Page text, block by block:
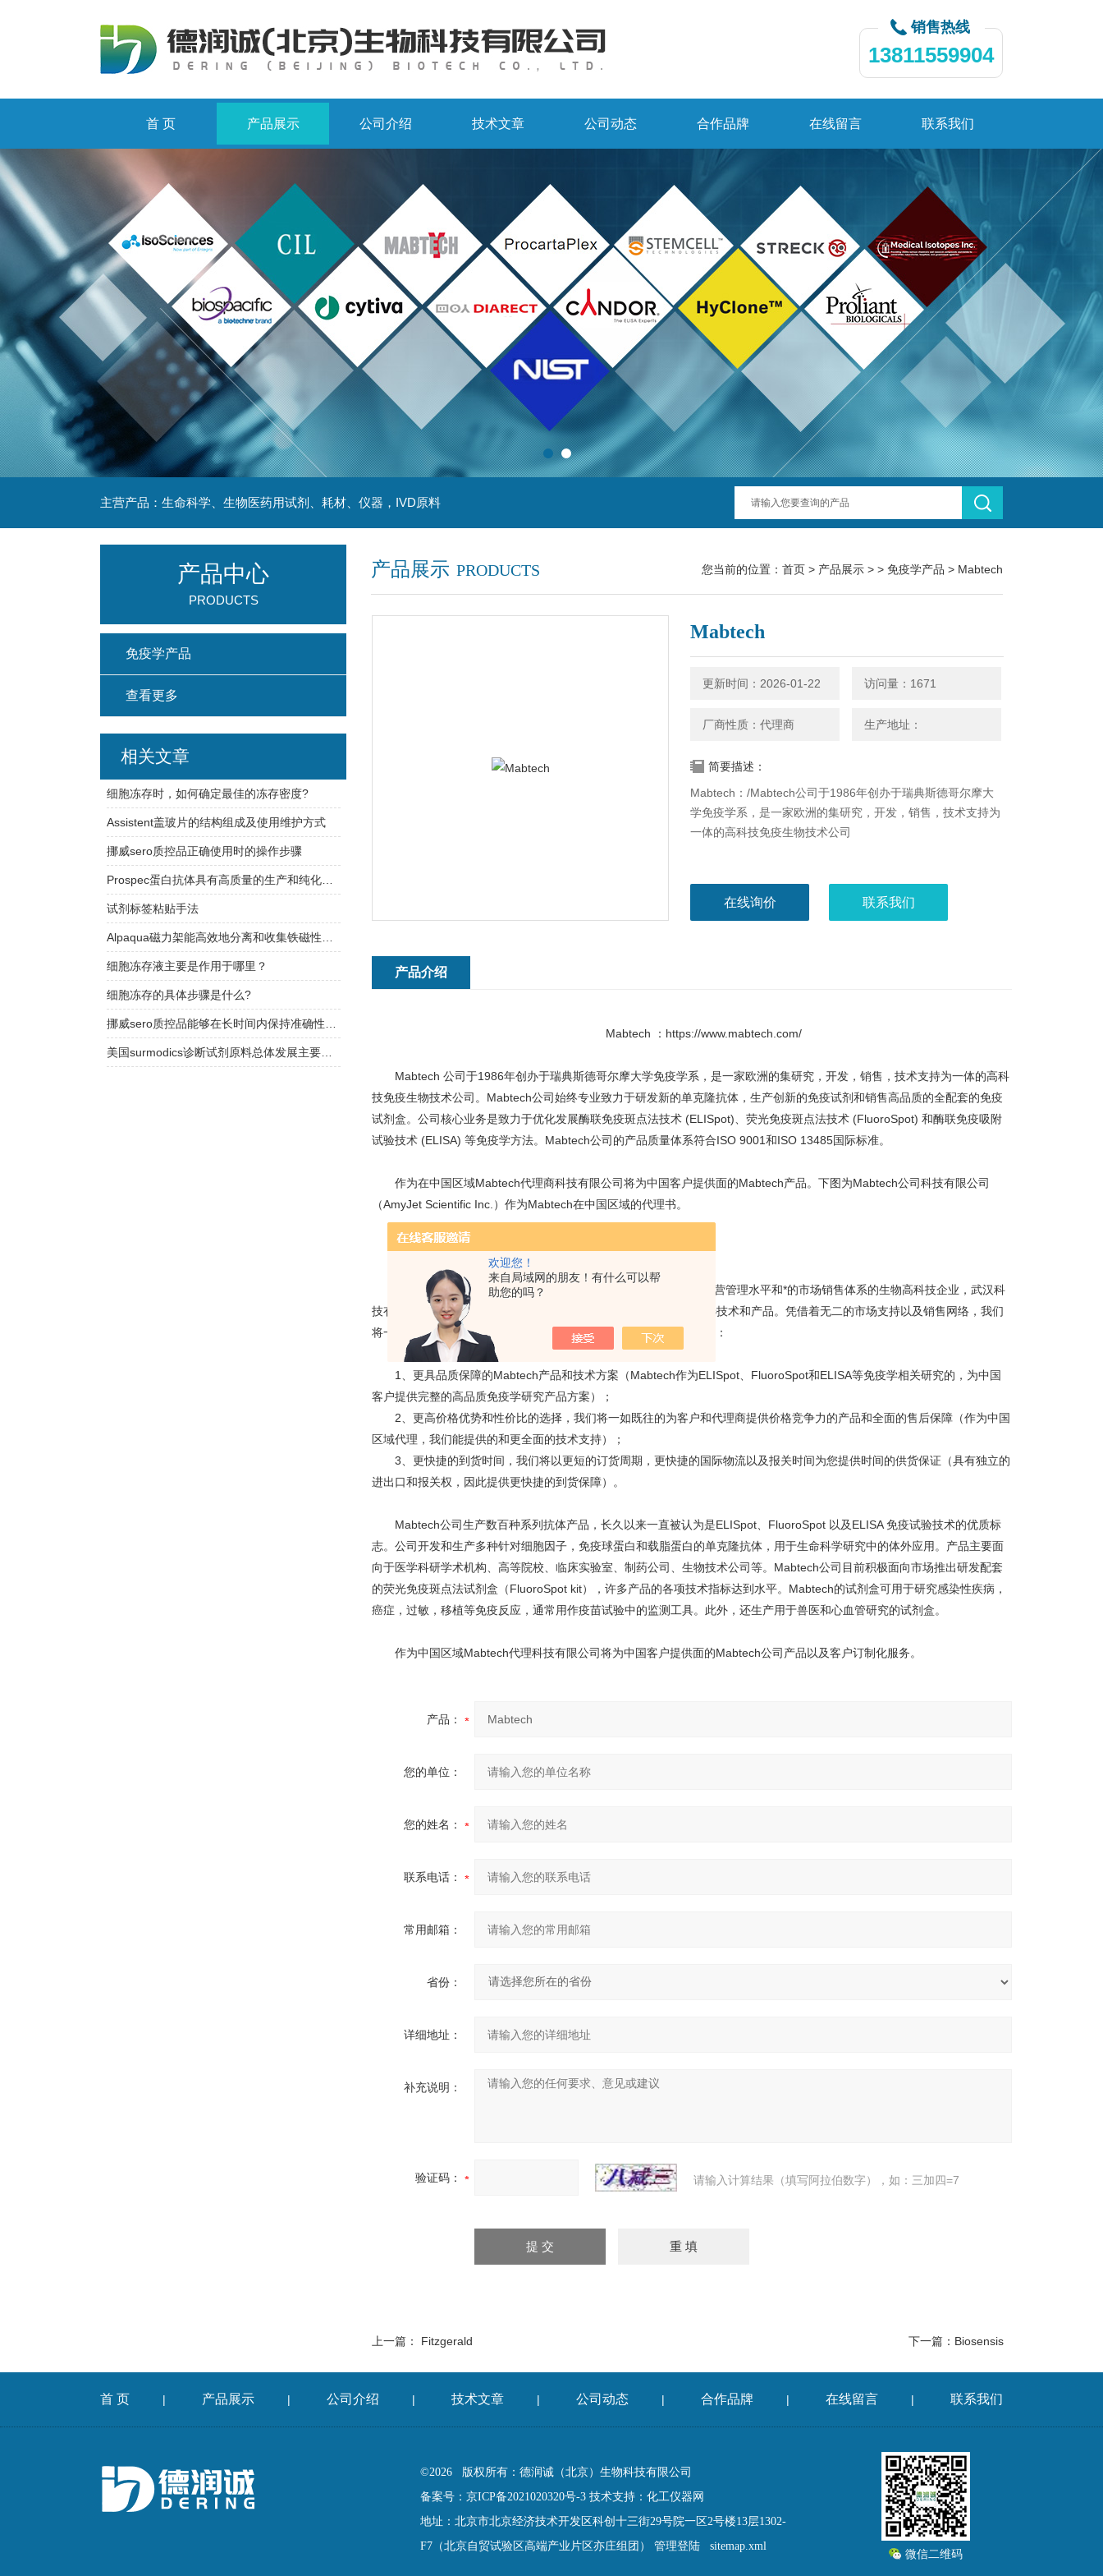
欢迎您！
来自局域网的朋友！有什么可以帮
助您的吗？
销售热线
13811559904
首 页 产品展示 公司介绍 技术文章 公司动态 合作品牌 在线留言 联系我们
主营产品：生命科学、生物医药用试剂、耗材、仪器，IVD原料
产品展示 PRODUCTS 您当前的位置： 首页 > 产品展示 > > 免疫学产品 > Mabtech
Mabtech
更新时间：2026-01-22 访问量：1671
厂商性质：代理商 生产地址：
简要描述：
Mabtech：/Mabtech公司于1986年创办于瑞典斯德哥尔摩大
学免疫学系，是一家欧洲的集研究，开发，销售，技术支持为
一体的高科技免疫生物技术公司
在线询价 联系我们
产品介绍
Mabtech ： https://www.mabtech.com/
Mabtech 公司于1986年创办于瑞典斯德哥尔摩大学免疫学系，是一家欧洲的集研究，开发，销售，技术支持为一体的高科
技免疫生物技术公司。Mabtech公司始终专业致力于研发新的单克隆抗体，生产创新的免疫试剂和销售高品质的全配套的免疫
试剂盒。公司核心业务是致力于优化发展酶联免疫斑点法技术 (ELISpot)、荧光免疫斑点法技术 (FluoroSpot) 和酶联免疫吸附
试验技术 (ELISA) 等免疫学方法。Mabtech公司的产品质量体系符合ISO 9001和ISO 13485国际标准。
作为在中国区域Mabtech代理商科技有限公司将为中国客户提供面的Mabtech产品。下图为Mabtech公司科技有限公司
（AmyJet Scientific Inc.）作为Mabtech在中国区域的代理书。
Mabtech代理商科技书：
Mabtech代理商 科技有限公司
作为一家具有的技术实力、的经营管理水平和*的市场销售体系的生物高科技企业，武汉科
技有限公司一直努力为中国客户提供具性价比的生命科学及药物筛选技术和产品。凭借着无二的市场支持以及销售网络，我们
将一如既往的在中国为Mabtech用户以及代理商提供如下的服务保障：
1、更具品质保障的Mabtech产品和技术方案（Mabtech作为ELISpot、FluoroSpot和ELISA等免疫学相关研究的，为中国
客户提供完整的高品质免疫学研究产品方案）；
2、更高价格优势和性价比的选择，我们将一如既往的为客户和代理商提供价格竞争力的产品和全面的售后保障（作为中国
区域代理，我们能提供的和更全面的技术支持）；
3、更快捷的到货时间，我们将以更短的订货周期，更快捷的国际物流以及报关时间为您提供时间的供货保证（具有独立的
进出口和报关权，因此提供更快捷的到货保障）。
Mabtech公司生产数百种系列抗体产品，长久以来一直被认为是ELISpot、FluoroSpot 以及ELISA 免疫试验技术的优质标
志。公司开发和生产多种针对细胞因子，免疫球蛋白和载脂蛋白的单克隆抗体，用于生命科学研究中的体外应用。产品主要面
向于医学科研学术机构、高等院校、临床实验室、制药公司、生物技术公司等。Mabtech公司目前积极面向市场推出研发配套
的荧光免疫斑点法试剂盒（FluoroSpot kit），许多产品的各项技术指标达到水平。Mabtech的试剂盒可用于研究感染性疾病，
癌症，过敏，移植等免疫反应，通常用作疫苗试验中的监测工具。此外，还生产用于兽医和心血管研究的试剂盒。
作为中国区域Mabtech代理科技有限公司将为中国客户提供面的Mabtech公司产品以及客户订制化服务。
产品：
您的单位：
您的姓名：
联系电话：
常用邮箱：
省份：
详细地址：
补充说明：
验证码： 请输入计算结果（填写阿拉伯数字），如：三加四=7
上一篇： Fitzgerald 下一篇： Biosensis
产品中心
PRODUCTS
免疫学产品
查看更多
相关文章
细胞冻存时，如何确定最佳的冻存密度?
Assistent盖玻片的结构组成及使用维护方式
挪威sero质控品正确使用时的操作步骤
Prospec蛋白抗体具有高质量的生产和纯化工艺
试剂标签粘贴手法
细胞冻存液主要是作用于哪里？
细胞冻存的具体步骤是什么?
美国surmodics诊断试剂原料总体发展主要有以下特点
首 页 | 产品展示 | 公司介绍 | 技术文章 | 公司动态 | 合作品牌 | 在线留言 | 联系我们
©2026 版权所有：德润诚（北京）生物科技有限公司
备案号：京ICP备2021020320号-3 技术支持： 化工仪器网
地址：北京市北京经济技术开发区科创十三街29号院一区2号楼13层1302-
F7（北京自贸试验区高端产业片区亦庄组团） 管理登陆 sitemap.xml
微信二维码